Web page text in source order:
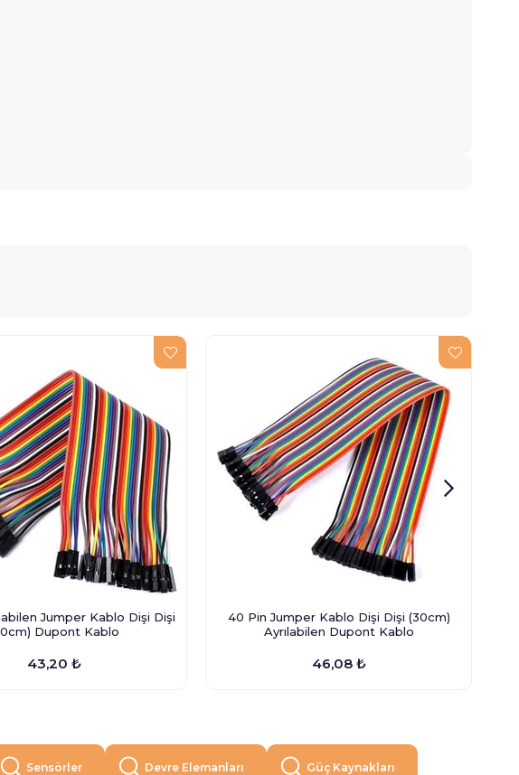
Jumper Kablo Dişi Dişi
Dupont Kablo
43,20 ₺
40 Pin Jumper Kablo Dişi Dişi (30cm)
Ayrılabilen Dupont Kablo
46,08 ₺
Sensörler Devre Elemanları Güç Kaynakları